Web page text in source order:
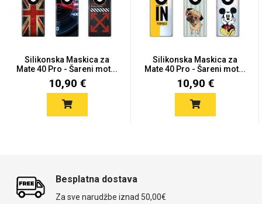
Silikonska Maskica za
Mate 40 Pro - Šareni mot...
10,90 €
Silikonska Maskica za
Mate 40 Pro - Šareni mot...
10,90 €
Besplatna dostava
Za sve narudžbe iznad 50,00€